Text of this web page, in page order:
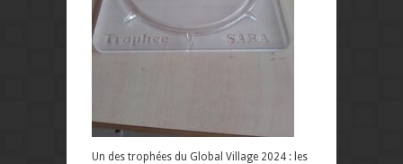
Un des trophées du Global Village 2024 : les